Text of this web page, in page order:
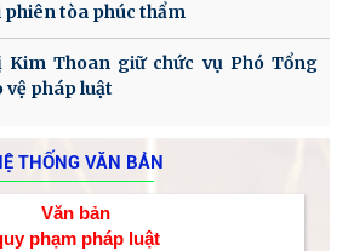
phiên tòa phúc thẩm
Thoan giữ chức vụ Phó Tổng
vệ pháp luật
THỐNG VĂN BẢN
Văn bản
phạm pháp luật